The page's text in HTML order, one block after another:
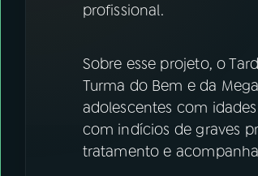
profissional.
Sobre esse projeto, o
Turma do Bem e da
adolescentes com
com indícios de graves
tratamento e